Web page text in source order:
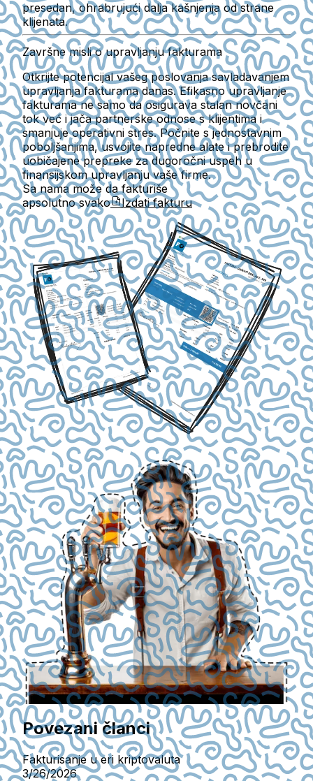
presedan, ohrabrujući dalja kašnjenja od strane
klijenata.
Završne misli o upravljanju fakturama
Otkrijte potencijal vašeg poslovanja savladavanjem
upravljanja fakturama danas. Efikasno upravljanje
fakturama ne samo da osigurava stalan novčani
tok već i jača partnerske odnose s klijentima i
smanjuje operativni stres. Počnite s jednostavnim
poboljšanjima, usvojite napredne alate i prebrodite
uobičajene prepreke za dugoročni uspeh u
finansijskom upravljanju vaše firme.
Sa nama može da fakturiše
apsolutno svako
Izdati fakturu
Povezani članci
Fakturisanje u eri kriptovaluta
3/26/2026